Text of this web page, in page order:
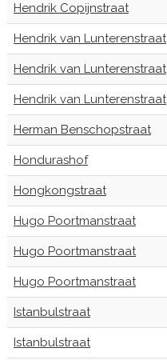
Hendrik Copijnstraat
Hendrik van Lunterenstraat
Hendrik van Lunterenstraat
Hendrik van Lunterenstraat
Herman Benschopstraat
Hondurashof
Hongkongstraat
Hugo Poortmanstraat
Hugo Poortmanstraat
Hugo Poortmanstraat
Istanbulstraat
Istanbulstraat